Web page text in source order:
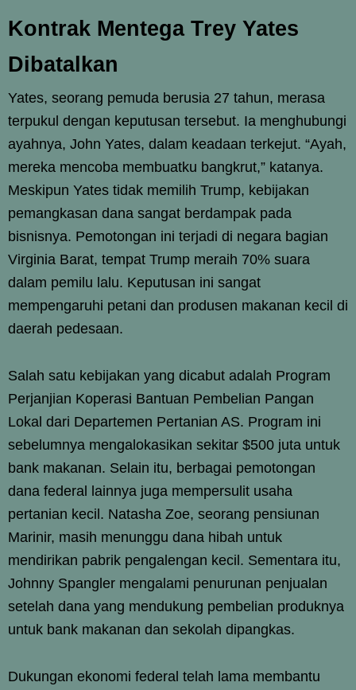
Kontrak Mentega Trey Yates
Dibatalkan
Yates, seorang pemuda berusia 27 tahun, merasa
terpukul dengan keputusan tersebut. Ia menghubungi
ayahnya, John Yates, dalam keadaan terkejut. “Ayah,
mereka mencoba membuatku bangkrut,” katanya.
Meskipun Yates tidak memilih Trump, kebijakan
pemangkasan dana sangat berdampak pada
bisnisnya. Pemotongan ini terjadi di negara bagian
Virginia Barat, tempat Trump meraih 70% suara
dalam pemilu lalu. Keputusan ini sangat
mempengaruhi petani dan produsen makanan kecil di
daerah pedesaan.
Salah satu kebijakan yang dicabut adalah Program
Perjanjian Koperasi Bantuan Pembelian Pangan
Lokal dari Departemen Pertanian AS. Program ini
sebelumnya mengalokasikan sekitar $500 juta untuk
bank makanan. Selain itu, berbagai pemotongan
dana federal lainnya juga mempersulit usaha
pertanian kecil. Natasha Zoe, seorang pensiunan
Marinir, masih menunggu dana hibah untuk
mendirikan pabrik pengalengan kecil. Sementara itu,
Johnny Spangler mengalami penurunan penjualan
setelah dana yang mendukung pembelian produknya
untuk bank makanan dan sekolah dipangkas.
Dukungan ekonomi federal telah lama membantu